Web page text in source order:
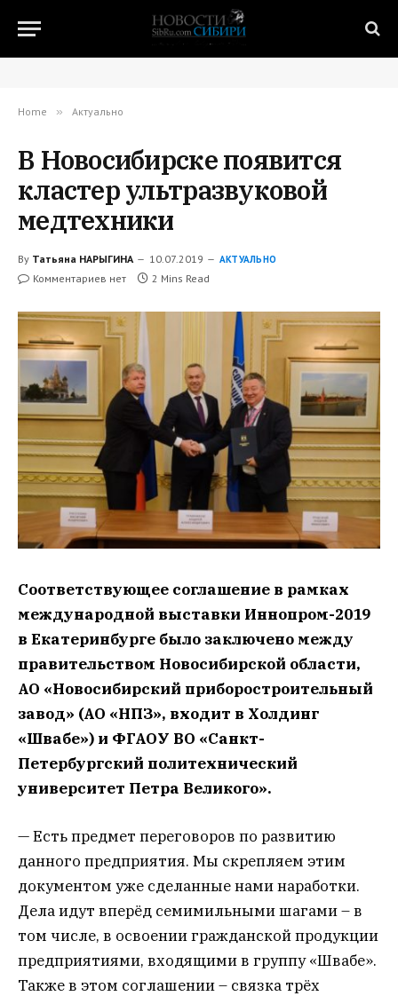
Home » Актуально
В Новосибирске появится
кластер ультразвуковой
медтехники
By Татьяна НАРЫГИНА 10.07.2019 АКТУАЛЬНО
Комментариев нет 2 Mins Read
Соответствующее соглашение в рамках
международной выставки Иннопром-2019
в Екатеринбурге было заключено между
правительством Новосибирской области,
АО «Новосибирский приборостроительный
завод» (АО «НПЗ», входит в Холдинг
«Швабе») и ФГАОУ ВО «Санкт-
Петербургский политехнический
университет Петра Великого».
— Есть предмет переговоров по развитию
данного предприятия. Мы скрепляем этим
документом уже сделанные нами наработки.
Дела идут вперёд семимильными шагами – в
том числе, в освоении гражданской продукции
предприятиями, входящими в группу «Швабе».
Также в этом соглашении – связка трёх